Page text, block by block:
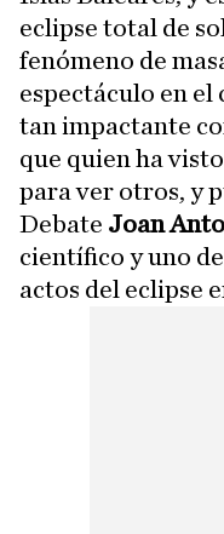
eclipse total de
fenómeno de
espectáculo en
tan impactante
que quien ha
para ver otros, y
Debate Joan
científico y uno
actos del eclipse